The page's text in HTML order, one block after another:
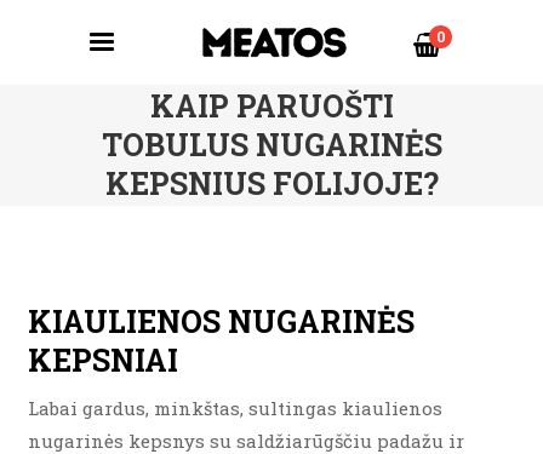
0
KAIP PARUOŠTI
TOBULUS NUGARINĖS
KEPSNIUS FOLIJOJE?
KIAULIENOS NUGARINĖS
KEPSNIAI
Labai gardus, minkštas, sultingas kiaulienos
nugarinės kepsnys su saldžiarūgščiu padažu ir